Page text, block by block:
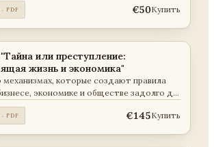
PDF €50Купить
или преступление:
жизнь и экономика"
механизмах, которые создают правила
экономике и обществе задолго до
эти правила становятся очевидными для
PDF €145Купить